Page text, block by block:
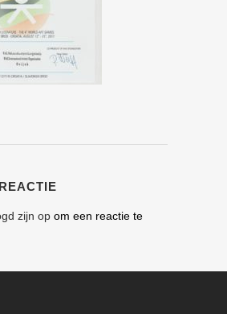
zijn op om een reactie te